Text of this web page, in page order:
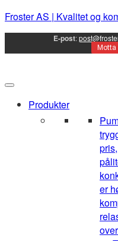
Froster AS | Kvalitet og
E-post:
Motta
Produkter
er